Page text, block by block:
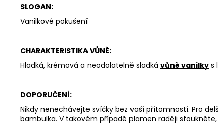
SLOGAN:
Vanilkové pokušení
CHARAKTERISTIKA VŮNĚ:
Hladká, krémová a neodolatelně sladká vůně vanilky s
DOPORUČENÍ:
Nikdy nenechávejte svíčky bez vaší přítomností. Pro
bambulka. V takovém případě plamen raději